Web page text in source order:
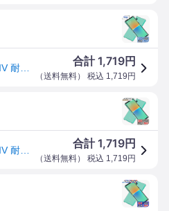
合計1,719円
（送料無料） 税込 1,719 円
合計1,719円
（送料無料） 税込 1,719 円